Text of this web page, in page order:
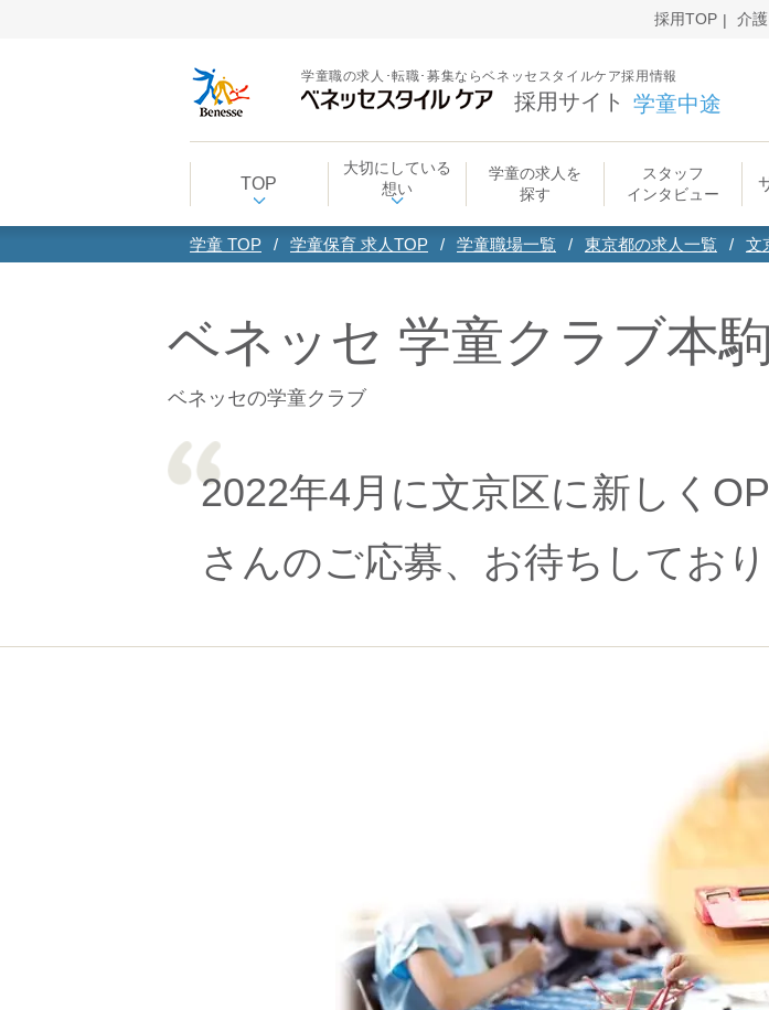
採用TOP 介護
学童職の求人･転職･募集ならベネッセスタイルケア採用情報
採用サイト 学童中途
TOP
大切にしている
想い
学童の求人を
探す
スタッフ
インタビュー
学童 TOP 学童保育 求人TOP 学童職場一覧 東京都の求人一覧 文
ベネッセ 学童クラブ本
ベネッセの学童クラブ
2022年4月に文京区に新しく
さんのご応募、お待ちしており